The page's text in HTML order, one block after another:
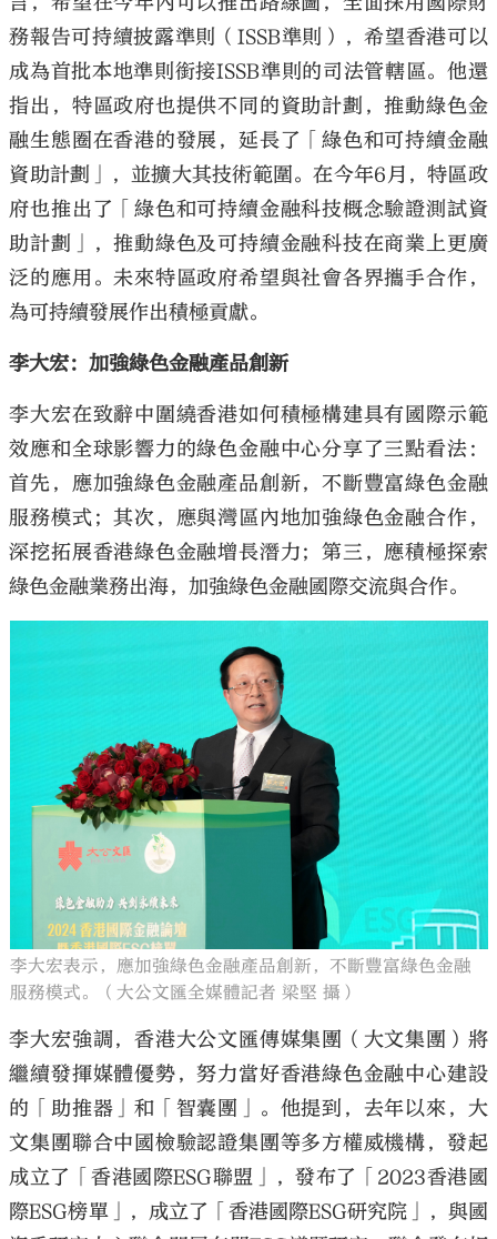
務報告可持續披露準則（ISSB準則），希望香港可以
成為首批本地準則銜接ISSB準則的司法管轄區。他還
指出，特區政府也提供不同的資助計劃，推動綠色金
融生態圈在香港的發展，延長了「綠色和可持續金融
資助計劃」，並擴大其技術範圍。在今年6月，特區政
府也推出了「綠色和可持續金融科技概念驗證測試資
助計劃」，推動綠色及可持續金融科技在商業上更廣
泛的應用。未來特區政府希望與社會各界攜手合作，
為可持續發展作出積極貢獻。
李大宏：加強綠色金融產品創新
李大宏在致辭中圍繞香港如何積極構建具有國際示範
效應和全球影響力的綠色金融中心分享了三點看法：
首先，應加強綠色金融產品創新，不斷豐富綠色金融
服務模式；其次，應與灣區內地加強綠色金融合作，
深挖拓展香港綠色金融增長潛力；第三，應積極探索
綠色金融業務出海，加強綠色金融國際交流與合作。
李大宏表示，應加強綠色金融產品創新，不斷豐富綠色金融
服務模式。（大公文匯全媒體記者 梁堅 攝）
李大宏強調，香港大公文匯傳媒集團（大文集團）將
繼續發揮媒體優勢，努力當好香港綠色金融中心建設
的「助推器」和「智囊團」。他提到，去年以來，大
文集團聯合中國檢驗認證集團等多方權威機構，發起
成立了「香港國際ESG聯盟」，發布了「2023香港國
際ESG榜單」，成立了「香港國際ESG研究院」，與國